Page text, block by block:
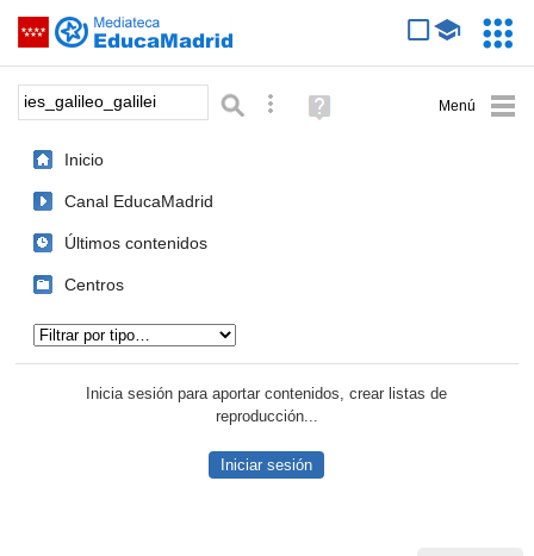
Saltar navegación
Palabra o frase: Búsqueda avanzada
Ayuda
(en
Inicio
Canal EducaMadrid
Últimos contenidos
Centros
Inicia sesión para aportar contenidos, crear listas de
reproducción...
Iniciar sesión